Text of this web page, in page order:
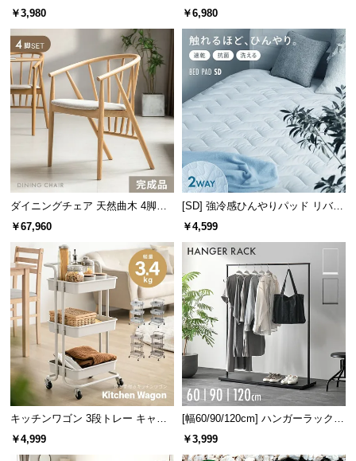
お
知
ら
せ
ブ
ロ
企
業
情
報
ハンガーの先端は上向きになっており衣類がすべり落ちることを防ぎま
す。
デッドスペースを有効活用
スハンガー キャスター付き 出し入
￥3,980
ル 4段階高さ調節 サイドフック オ
￥6,980
ダイニングチェア 天然曲木 4脚セ
ット
￥67,960
[SD] 強冷感ひんやりパッド リバー
シブル プレミアム 速乾 抗菌 洗え
￥4,599
キッチンワゴン 3段トレー キャス
ター付きタイプ
￥4,999
[幅60/90/120cm] ハンガーラック
スチール 4段階高さ調節 サイドフ
￥3,999